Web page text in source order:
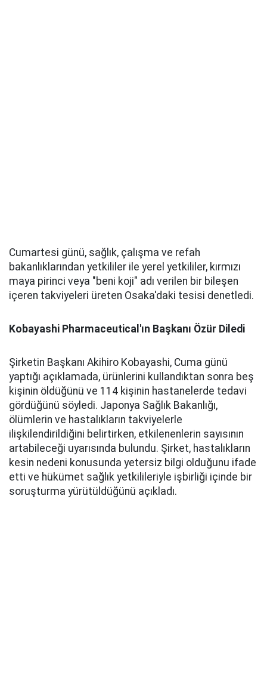
Cumartesi günü, sağlık, çalışma ve refah
bakanlıklarından yetkililer ile yerel yetkililer, kırmızı
maya pirinci veya "beni koji" adı verilen bir bileşen
içeren takviyeleri üreten Osaka'daki tesisi denetledi.
Kobayashi Pharmaceutical'ın Başkanı Özür Diledi
Şirketin Başkanı Akihiro Kobayashi, Cuma günü
yaptığı açıklamada, ürünlerini kullandıktan sonra beş
kişinin öldüğünü ve 114 kişinin hastanelerde tedavi
gördüğünü söyledi. Japonya Sağlık Bakanlığı,
ölümlerin ve hastalıkların takviyelerle
ilişkilendirildiğini belirtirken, etkilenenlerin sayısının
artabileceği uyarısında bulundu. Şirket, hastalıkların
kesin nedeni konusunda yetersiz bilgi olduğunu ifade
etti ve hükümet sağlık yetkilileriyle işbirliği içinde bir
soruşturma yürütüldüğünü açıkladı.